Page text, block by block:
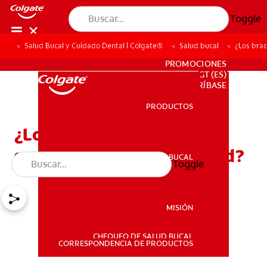
Toggle
SALUD BUCAL
PARA PROFESIONALES
PROMOCIONES
GT (ES)
SUSCRÍBASE
PRODUCTOS
SALUD BUCAL
MISIÓN
CHEQUEO DE SALUD BUCAL
CORRESPONDENCIA DE PRODUCTOS
Toggle
Salud Bucal y Cuidado Dental | Colgate® Salud bucal ¿Los
¿Los brackets cerámicos
son adecuados para usted?